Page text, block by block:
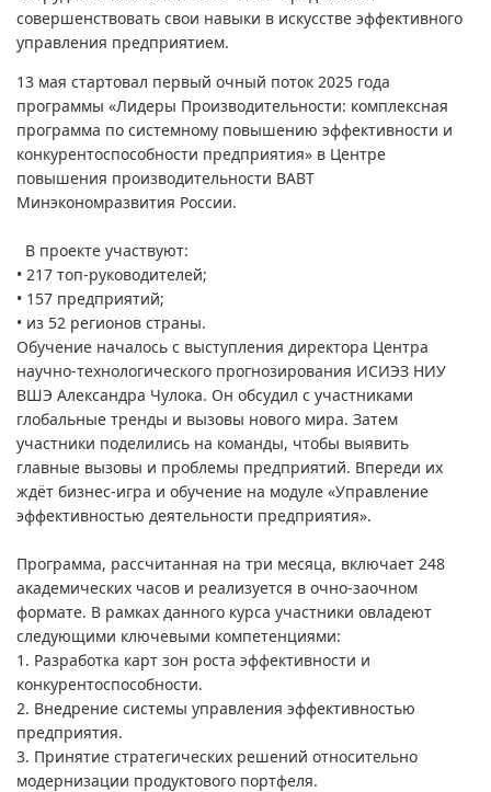
совершенствовать свои навыки в искусстве эффективного
управления предприятием.
13 мая стартовал первый очный поток 2025 года
программы «Лидеры Производительности: комплексная
программа по системному повышению эффективности и
конкурентоспособности предприятия» в Центре
повышения производительности ВАВТ
Минэкономразвития России.
В проекте участвуют:
• 217 топ-руководителей;
• 157 предприятий;
• из 52 регионов страны.
Обучение началось с выступления директора Центра
научно-технологического прогнозирования ИСИЭЗ НИУ
ВШЭ Александра Чулока. Он обсудил с участниками
глобальные тренды и вызовы нового мира. Затем
участники поделились на команды, чтобы выявить
главные вызовы и проблемы предприятий. Впереди их
ждёт бизнес-игра и обучение на модуле «Управление
эффективностью деятельности предприятия».
Программа, рассчитанная на три месяца, включает 248
академических часов и реализуется в очно-заочном
формате. В рамках данного курса участники овладеют
следующими ключевыми компетенциями:
1. Разработка карт зон роста эффективности и
конкурентоспособности.
2. Внедрение системы управления эффективностью
предприятия.
3. Принятие стратегических решений относительно
модернизации продуктового портфеля.